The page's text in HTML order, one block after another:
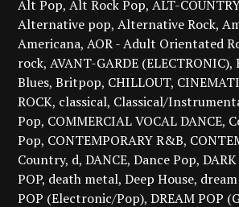
Alt Pop Alt Rock Pop ALT-
Alternative pop Alternative Rock
Americana AOR - Adult Orientated
rock AVANT-GARDE (ELECTRONIC)
Blues Britpop CHILLOUT
ROCK classical Classical/
Pop COMMERCIAL VOCAL DANCE
Pop CONTEMPORARY R&B
Country d DANCE Dance Pop
POP death metal Deep House
POP (Electronic/Pop) DREAM POP